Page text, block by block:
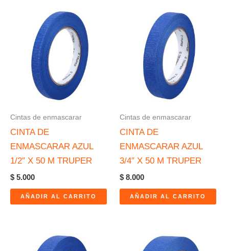
Cintas de enmascarar
CINTA DE
ENMASCARAR AZUL
1/2″ X 50 M TRUPER
$ 5.000
AÑADIR AL CARRITO
Cintas de enmascarar
CINTA DE
ENMASCARAR AZUL
3/4″ X 50 M TRUPER
$ 8.000
AÑADIR AL CARRITO